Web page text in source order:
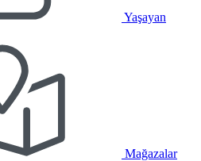
Yaşayan
Mağazalar